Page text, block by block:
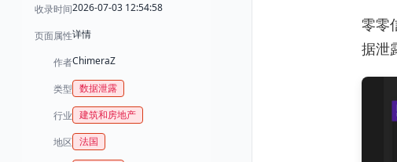
收录时间2026-07-03 12:54:58
页面属性详情
作者ChimeraZ
类型 数据泄露
行业 建筑和房地产
地区 法国
零零
据泄